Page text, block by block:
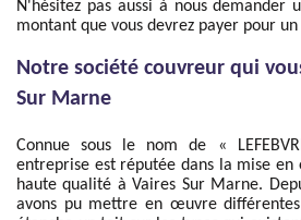
N'hésitez pas aussi à nous demander
montant que vous devrez payer pour
Notre société couvreur qui
Sur Marne
Connue sous le nom de «
entreprise est réputée dans la mise
haute qualité à Vaires Sur Marne.
avons pu mettre en œuvre